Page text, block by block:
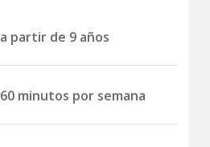
a partir de 9 años
60 minutos por semana